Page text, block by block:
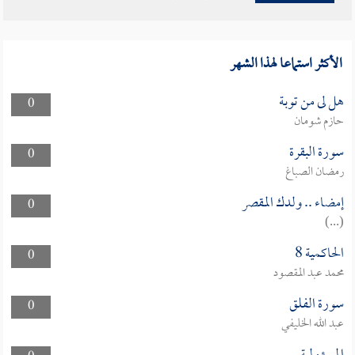
الأكثر استماعا لهذا الشهر
0 هل لى من توبة
حازم شومان
0
سورة البقرة
رمضان الصباغ
0
إمضاء .. ولدك المقصر
(...)
0
الحاكمية 8
محمد عبد المقصود
0
سورة الفلق
عبد الله الخليفي